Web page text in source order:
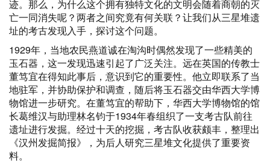
迹。那么，为什么这个拥有独特文化的文明会随着商朝的灭
亡一同消失呢？两者之间究竟有何关联？让我们从三星堆遗
址的考古发现入手，探讨这个问题。
1929年，当地农民燕道诚在淘沟时偶然发现了一些精美的
玉石器，这一发现迅速引起了广泛关注。远在英国的传教士
董笃宜在得知此事后，意识到它的重要性。他立即联系了当
地驻军，并协助保护和调查，随后将玉石器交由华西大学博
物馆进一步研究。在董笃宜的帮助下，华西大学博物馆的馆
长葛维汉与助理林名钧于1934年春组织了一支考古队前往
遗址进行发掘。经过十天的挖掘，考古队收获颇丰，整理出
《汉州发掘简报》，为后人研究三星堆文化提供了重要资
料。